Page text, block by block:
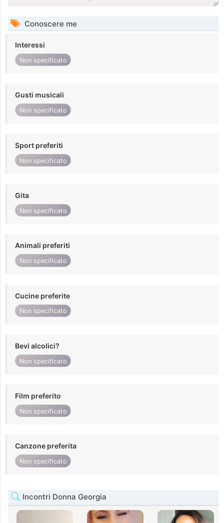
Conoscere me
Interessi
Non specificato
Gusti musicali
Non specificato
Sport preferiti
Non specificato
Gita
Non specificato
Animali preferiti
Non specificato
Cucine preferite
Non specificato
Bevi alcolici?
Non specificato
Film preferito
Non specificato
Canzone preferita
Non specificato
Incontri Donna Georgia